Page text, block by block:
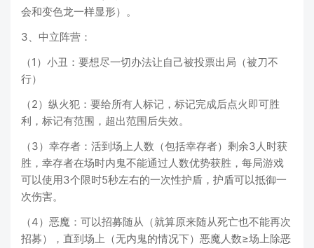
会和变色龙一样显形）。
3、中立阵营：
（1）小丑：要想尽一切办法让自己被投票出局（被刀不
行）
（2）纵火犯：要给所有人标记，标记完成后点火即可胜
利，标记有范围，超出范围后失效。
（3）幸存者：活到场上人数（包括幸存者）剩余3人时获
胜，幸存者在场时内鬼不能通过人数优势获胜，每局游戏
可以使用3个限时5秒左右的一次性护盾，护盾可以抵御一
次伤害。
（4）恶魔：可以招募随从（就算原来随从死亡也不能再次
招募），直到场上（无内鬼的情况下）恶魔人数≥场上除恶